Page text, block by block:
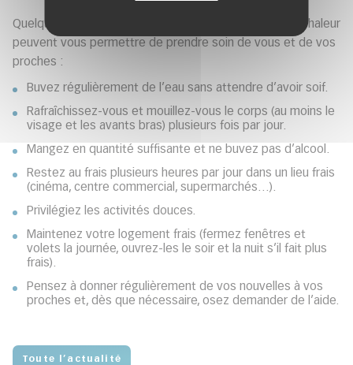
Quelques conseils de prévention en période de forte chaleur
peuvent vous permettre de prendre soin de vous et de vos
proches :
Buvez régulièrement de l’eau sans attendre d’avoir soif.
Rafraîchissez-vous et mouillez-vous le corps (au moins le
visage et les avants bras) plusieurs fois par jour.
Mangez en quantité suffisante et ne buvez pas d’alcool.
Restez au frais plusieurs heures par jour dans un lieu frais
(cinéma, centre commercial, supermarchés…).
Privilégiez les activités douces.
Maintenez votre logement frais (fermez fenêtres et
volets la journée, ouvrez-les le soir et la nuit s’il fait plus
frais).
Pensez à donner régulièrement de vos nouvelles à vos
proches et, dès que nécessaire, osez demander de l’aide.
Toute l’actualité